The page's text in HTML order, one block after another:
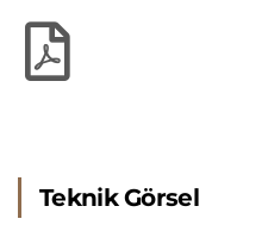
Teknik Görsel